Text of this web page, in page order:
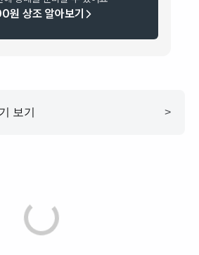
원 상조 알아보기
보기 >